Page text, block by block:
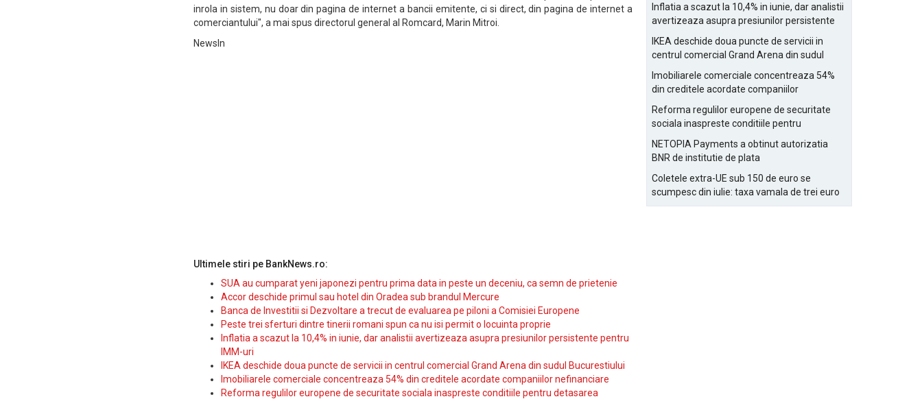
inrola in sistem, nu doar din pagina de internet a bancii emitente, ci si direct, din pagina de internet a
comerciantului", a mai spus directorul general al Romcard, Marin Mitroi.
NewsIn
Ultimele stiri pe BankNews.ro:
SUA au cumparat yeni japonezi pentru prima data in peste un deceniu, ca semn de prietenie
Accor deschide primul sau hotel din Oradea sub brandul Mercure
Banca de Investitii si Dezvoltare a trecut de evaluarea pe piloni a Comisiei Europene
Peste trei sferturi dintre tinerii romani spun ca nu isi permit o locuinta proprie
Inflatia a scazut la 10,4% in iunie, dar analistii avertizeaza asupra presiunilor persistente pentru
IMM-uri
IKEA deschide doua puncte de servicii in centrul comercial Grand Arena din sudul Bucurestiului
Imobiliarele comerciale concentreaza 54% din creditele acordate companiilor nefinanciare
Reforma regulilor europene de securitate sociala inaspreste conditiile pentru detasarea
Inflatia a scazut la 10,4% in iunie, dar analistii
avertizeaza asupra presiunilor persistente
IKEA deschide doua puncte de servicii in
centrul comercial Grand Arena din sudul
Imobiliarele comerciale concentreaza 54%
din creditele acordate companiilor
Reforma regulilor europene de securitate
sociala inaspreste conditiile pentru
NETOPIA Payments a obtinut autorizatia
BNR de institutie de plata
Coletele extra-UE sub 150 de euro se
scumpesc din iulie: taxa vamala de trei euro
pe articol, adaugata la taxa logistica